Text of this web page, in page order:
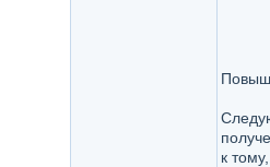
к